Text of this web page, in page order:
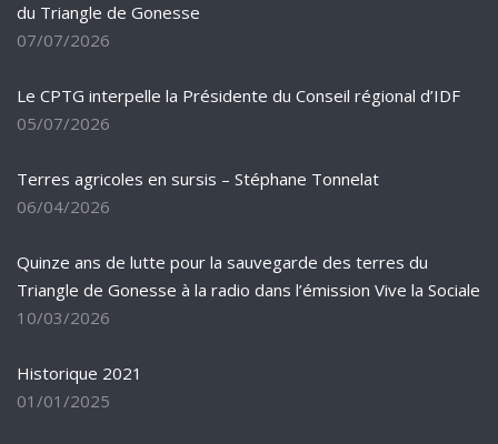
du Triangle de Gonesse
07/07/2026
Le CPTG interpelle la Présidente du Conseil régional d’IDF
05/07/2026
Terres agricoles en sursis – Stéphane Tonnelat
06/04/2026
Quinze ans de lutte pour la sauvegarde des terres du
Triangle de Gonesse à la radio dans l’émission Vive la Sociale
10/03/2026
Historique 2021
01/01/2025